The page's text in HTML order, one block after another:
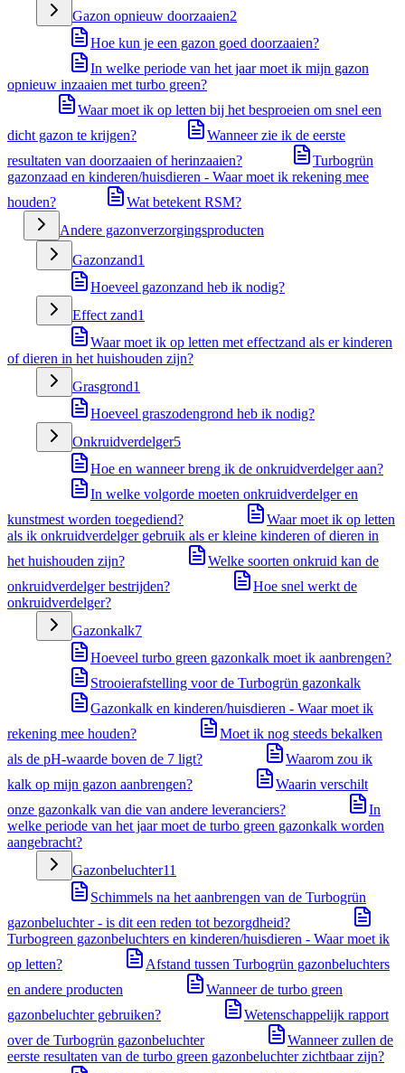
Gazon opnieuw doorzaaien2
Hoe kun je een gazon goed doorzaaien?
In welke periode van het jaar moet ik mijn gazon
opnieuw inzaaien met turbo green?
Waar moet ik op letten bij het besproeien om snel een
dicht gazon te krijgen?
Wanneer zie ik de eerste
resultaten van doorzaaien of herinzaaien?
Turbogrün
gazonzaad en kinderen/huisdieren - Waar moet ik rekening mee
houden?
Wat betekent RSM?
Andere gazonverzorgingsproducten
Gazonzand1
Hoeveel gazonzand heb ik nodig?
Effect zand1
Waar moet ik op letten met effectzand als er kinderen
of dieren in het huishouden zijn?
Grasgrond1
Hoeveel graszodengrond heb ik nodig?
Onkruidverdelger5
Hoe en wanneer breng ik de onkruidverdelger aan?
In welke volgorde moeten onkruidverdelger en
kunstmest worden toegediend?
Waar moet ik op letten
als ik onkruidverdelger gebruik als er kleine kinderen of dieren in
het huishouden zijn?
Welke soorten onkruid kan de
onkruidverdelger bestrijden?
Hoe snel werkt de
onkruidverdelger?
Gazonkalk7
Hoeveel turbo green gazonkalk moet ik aanbrengen?
Strooierafstelling voor de Turbogrün gazonkalk
Gazonkalk en kinderen/huisdieren - Waar moet ik
rekening mee houden?
Moet ik nog steeds bekalken
als de pH-waarde boven de 7 ligt?
Waarom zou ik
kalk op mijn gazon aanbrengen?
Waarin verschilt
onze gazonkalk van die van andere leveranciers?
In
welke periode van het jaar moet de turbo green gazonkalk worden
aangebracht?
Gazonbeluchter11
Schimmels na het aanbrengen van de Turbogrün
gazonbeluchter - is dit een reden tot bezorgdheid?
Turbogreen gazonbeluchters en kinderen/huisdieren - Waar moet ik
op letten?
Afstand tussen Turbogrün gazonbeluchters
en andere producten
Wanneer de turbo green
gazonbeluchter gebruiken?
Wetenschappelijk rapport
over de Turbogrün gazonbeluchter
Wanneer zullen de
eerste resultaten van de turbo green gazonbeluchter zichtbaar zijn?